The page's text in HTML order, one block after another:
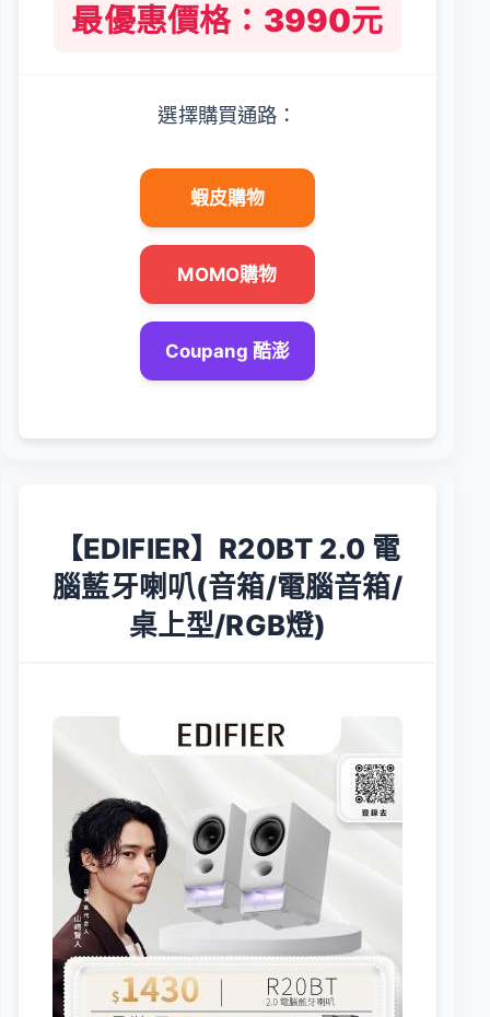
最優惠價格：3990元
選擇購買通路：
蝦皮購物
MOMO購物
Coupang 酷澎
【EDIFIER】R20BT 2.0 電
腦藍牙喇叭(音箱/電腦音箱/
桌上型/RGB燈)